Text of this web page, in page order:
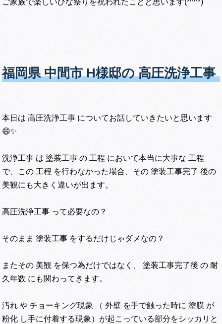
ご家族で楽しいひな祭りを祝われたことと思います(*^^*)
福岡県 中間市 H様邸の 高圧洗浄工事
本日は 高圧洗浄工事 についてお話していきたいと思います
😄✨
洗浄工事 は 塗装工事 の 工程 において本当に大事な 工程
で、この 工程 を行わなかった場合、その 塗装工事完了 後の
美観にも大きく違いが出ます。
高圧洗浄工事 って必要なの？
そのまま 塗装工事 をするだけじゃダメなの？
またその 美観 を保つ為だけではなく、 塗装工事完了後 の 耐
久年数 にも関わってきます。
汚れ や チョーキング現象 （ 外壁 を手で触った時に 塗膜 が
粉化 し手に付着する現象）が起こっている部分をシッカリと